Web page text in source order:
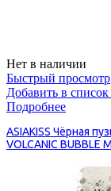
Нет в наличии
Быстрый просмотр
Добавить в
Подробнее
ASIAKISS Чёрная
VOLCANIC BUBBLE